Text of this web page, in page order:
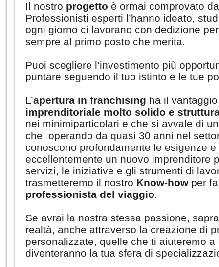
Il nostro progetto è ormai comprovato
Professionisti esperti l’hanno ideato,
ogni giorno ci lavorano con dedizione
sempre al primo posto che merita.
Puoi scegliere l’investimento più
puntare seguendo il tuo istinto e le tue
L’apertura in franchising ha il
imprenditoriale molto solido e
nei minimiparticolari e che si avvale di un
che, operando da quasi 30 anni nel
conoscono profondamente le esigenze
eccellentemente un nuovo imprenditore
servizi, le iniziative e gli strumenti di
trasmetteremo il nostro Know-howper
professionista del viaggio.
Se avrai la nostra stessa passione,
realtà, anche attraverso la creazione di
personalizzate, quelle che ti aiuteremo
diventeranno la tua sfera di